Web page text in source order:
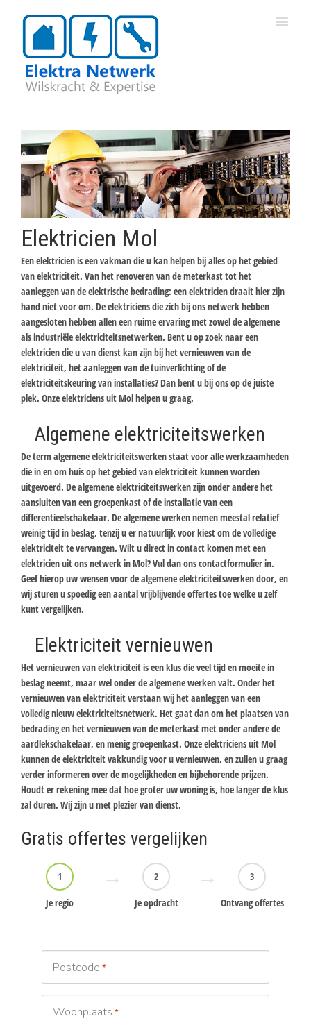
Elektricien Mol
Een elektricien is een vakman die u kan helpen bij alles op het gebied
van elektriciteit. Van het renoveren van de meterkast tot het
aanleggen van de elektrische bedrading: een elektricien draait hier zijn
hand niet voor om. De elektriciens die zich bij ons netwerk hebben
aangesloten hebben allen een ruime ervaring met zowel de algemene
als industriële elektriciteitsnetwerken. Bent u op zoek naar een
elektricien die u van dienst kan zijn bij het vernieuwen van de
elektriciteit, het aanleggen van de tuinverlichting of de
elektriciteitskeuring van installaties? Dan bent u bij ons op de juiste
plek. Onze elektriciens uit Mol helpen u graag.
Algemene elektriciteitswerken
De term algemene elektriciteitswerken staat voor alle werkzaamheden
die in en om huis op het gebied van elektriciteit kunnen worden
uitgevoerd. De algemene elektriciteitswerken zijn onder andere het
aansluiten van een groepenkast of de installatie van een
differentieelschakelaar. De algemene werken nemen meestal relatief
weinig tijd in beslag, tenzij u er natuurlijk voor kiest om de volledige
elektriciteit te vervangen. Wilt u direct in contact komen met een
elektricien uit ons netwerk in Mol? Vul dan ons contactformulier in.
Geef hierop uw wensen voor de algemene elektriciteitswerken door, en
wij sturen u spoedig een aantal vrijblijvende offertes toe welke u zelf
kunt vergelijken.
Elektriciteit vernieuwen
Het vernieuwen van elektriciteit is een klus die veel tijd en moeite in
beslag neemt, maar wel onder de algemene werken valt. Onder het
vernieuwen van elektriciteit verstaan wij het aanleggen van een
volledig nieuw elektriciteitsnetwerk. Het gaat dan om het plaatsen van
bedrading en het vernieuwen van de meterkast met onder andere de
aardlekschakelaar, en menig groepenkast. Onze elektriciens uit Mol
kunnen de elektriciteit vakkundig voor u vernieuwen, en zullen u graag
verder informeren over de mogelijkheden en bijbehorende prijzen.
Houdt er rekening mee dat hoe groter uw woning is, hoe langer de klus
zal duren. Wij zijn u met plezier van dienst.
Gratis offertes vergelijken
1
Je regio
2
Je opdracht
3
Ontvang offertes
Postcode *
Woonplaats *